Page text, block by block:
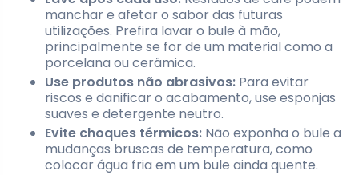
manchar e afetar o sabor das futuras
utilizações. Prefira lavar o bule à mão,
principalmente se for de um material como a
porcelana ou cerâmica.
Use produtos não abrasivos: Para evitar
riscos e danificar o acabamento, use esponjas
suaves e detergente neutro.
Evite choques térmicos: Não exponha o bule a
mudanças bruscas de temperatura, como
colocar água fria em um bule ainda quente.